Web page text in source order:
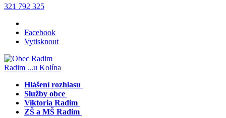
321 792 325
Facebook
Vytisknout
Radim ...u Kolína
Hlášení rozhlasu
Služby obce
Viktoria Radim
ZŠ a MŠ Radim